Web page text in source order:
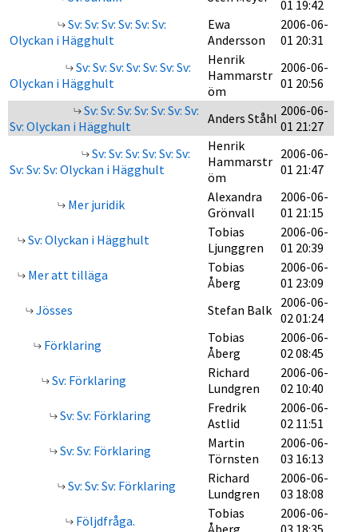
01 19:42
Sv: Sv: Sv: Sv: Sv: Sv:
Olyckan i Hägghult
Ewa
Andersson
2006-06-
01 20:31
Sv: Sv: Sv: Sv: Sv: Sv: Sv:
Olyckan i Hägghult
Henrik
Hammarstr
öm
2006-06-
01 20:56
Sv: Sv: Sv: Sv: Sv: Sv: Sv:
Sv: Olyckan i Hägghult
Anders Ståhl 2006-06-
01 21:27
Sv: Sv: Sv: Sv: Sv: Sv:
Sv: Sv: Sv: Olyckan i Hägghult
Henrik
Hammarstr
öm
2006-06-
01 21:47
Mer juridik
Alexandra
Grönvall
2006-06-
01 21:15
Sv: Olyckan i Hägghult
Tobias
Ljunggren
2006-06-
01 20:39
Mer att tilläga
Tobias
Åberg
2006-06-
01 23:09
Jösses
Stefan Balk 2006-06-
02 01:24
Förklaring
Tobias
Åberg
2006-06-
02 08:45
Sv: Förklaring
Richard
Lundgren
2006-06-
02 10:40
Sv: Sv: Förklaring
Fredrik
Astlid
2006-06-
02 11:51
Sv: Sv: Förklaring
Martin
Törnsten
2006-06-
03 16:13
Sv: Sv: Sv: Förklaring
Richard
Lundgren
2006-06-
03 18:08
Följdfråga.
Tobias
Åberg
2006-06-
03 18:35